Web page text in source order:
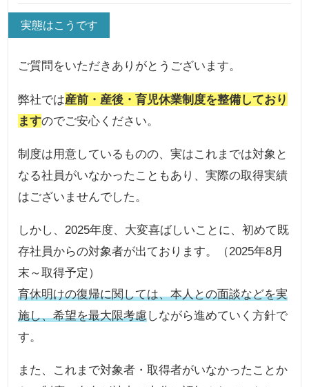
実態はこうです
ご質問をいただきありがとうございます。
弊社では産前・産後・育児休業制度を整備しており
ますのでご安心ください。
制度は用意しているものの、実はこれまでは対象と
なる社員がいなかったこともあり、実際の取得実績
はございませんでした。
しかし、2025年度、大変喜ばしいことに、初めて既
存社員からの対象者が出ております。（2025年8月
末～取得予定）
育休明けの復帰に関しては、本人との面談などを実
施し、希望を最大限考慮しながら進めていく方針で
す。
また、これまで対象者・取得者がいなかったことか